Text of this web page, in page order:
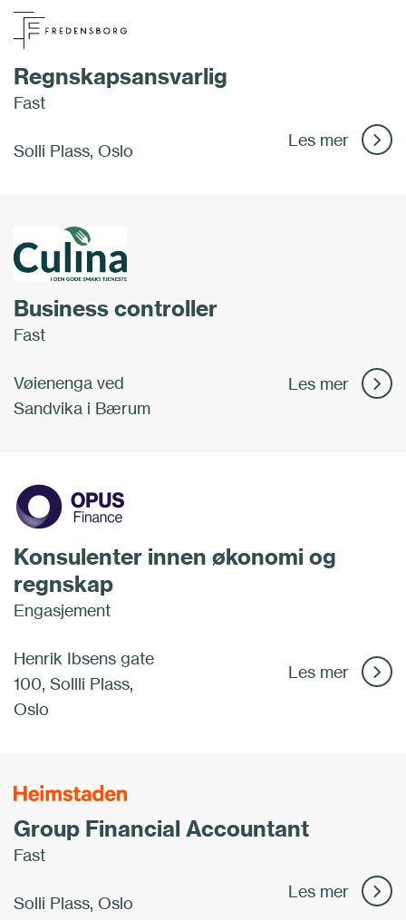
Regnskapsansvarlig
Fast
Solli Plass, Oslo
Les mer
Business controller
Fast
Vøienenga ved
Sandvika i Bærum
Les mer
Konsulenter innen økonomi og
regnskap
Engasjement
Henrik Ibsens gate
100, Sollli Plass,
Oslo
Les mer
Group Financial Accountant
Fast
Solli Plass, Oslo
Les mer